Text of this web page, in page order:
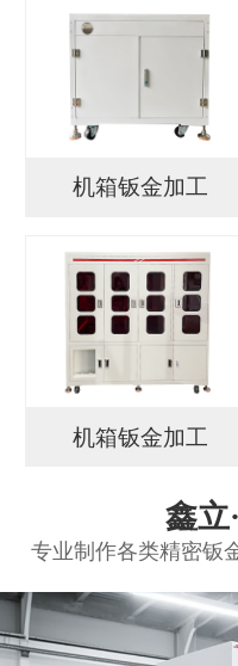
机箱钣金加工
机箱钣金加工
鑫立·
专业制作各类精密钣